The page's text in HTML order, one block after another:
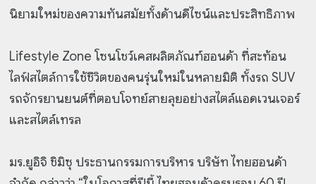
นิยามใหม่ของความทันสมัยทั้งด้านดีไซน์และประสิทธิภาพ
Lifestyle Zone โซนโชว์เคสผลิตภัณฑ์ฮอนด้า ที่สะท้อน
ไลฟ์สไตล์การใช้ชีวิตของคนรุ่นใหม่ในหลายมิติ ทั้งรถ SUV
รถจักรยานยนต์ที่ตอบโจทย์สายลุยอย่างสไตล์แอดเวนเจอร์
และสไตล์เทรล
มร.ยูอิจิ ชิมิซุ ประธานกรรมการบริหาร บริษัท ไทยฮอนด้า